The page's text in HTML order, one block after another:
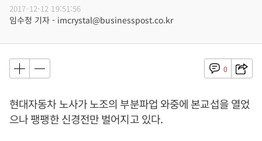
2017-12-12 19:51:56
임수정 기자 - imcrystal@businesspost.co.kr
0
현대자동차 노사가 노조의 부분파업 와중에 본교섭을 열었
으나 팽팽한 신경전만 벌어지고 있다.